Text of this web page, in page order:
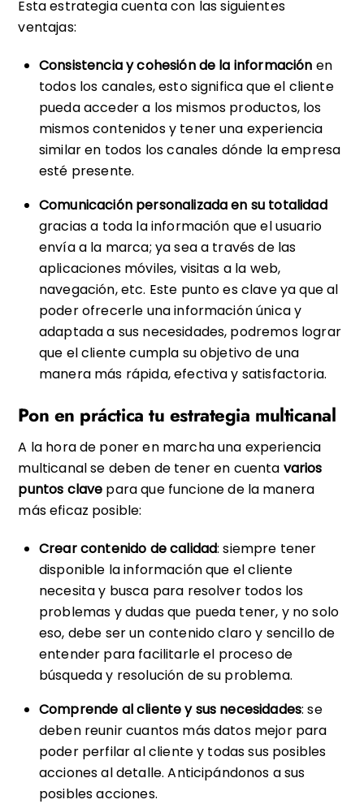
Esta estrategia cuenta con las siguientes
ventajas:
Consistencia y cohesión de la información en
todos los canales, esto significa que el cliente
pueda acceder a los mismos productos, los
mismos contenidos y tener una experiencia
similar en todos los canales dónde la empresa
esté presente.
Comunicación personalizada en su totalidad
gracias a toda la información que el usuario
envía a la marca; ya sea a través de las
aplicaciones móviles, visitas a la web,
navegación, etc. Este punto es clave ya que al
poder ofrecerle una información única y
adaptada a sus necesidades, podremos lograr
que el cliente cumpla su objetivo de una
manera más rápida, efectiva y satisfactoria.
Pon en práctica tu estrategia multicanal
A la hora de poner en marcha una experiencia
multicanal se deben de tener en cuenta varios
puntos clave para que funcione de la manera
más eficaz posible:
Crear contenido de calidad: siempre tener
disponible la información que el cliente
necesita y busca para resolver todos los
problemas y dudas que pueda tener, y no solo
eso, debe ser un contenido claro y sencillo de
entender para facilitarle el proceso de
búsqueda y resolución de su problema.
Comprende al cliente y sus necesidades: se
deben reunir cuantos más datos mejor para
poder perfilar al cliente y todas sus posibles
acciones al detalle. Anticipándonos a sus
posibles acciones.